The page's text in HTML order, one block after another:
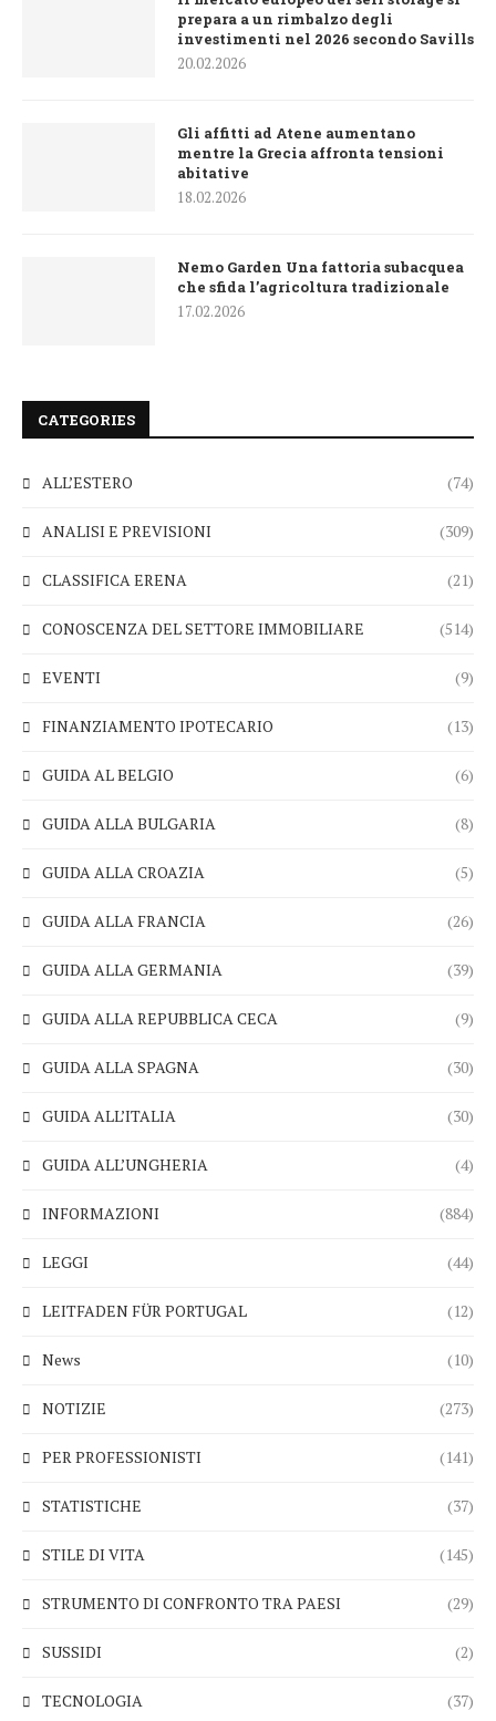
prepara a un rimbalzo degli
investimenti nel 2026 secondo Savills
20.02.2026
Gli affitti ad Atene aumentano
mentre la Grecia affronta tensioni
abitative
18.02.2026
Nemo Garden Una fattoria subacquea
che sfida l’agricoltura tradizionale
17.02.2026
CATEGORIES
ALL’ESTERO (74)
ANALISI E PREVISIONI (309)
CLASSIFICA ERENA (21)
CONOSCENZA DEL SETTORE IMMOBILIARE (514)
EVENTI (9)
FINANZIAMENTO IPOTECARIO (13)
GUIDA AL BELGIO (6)
GUIDA ALLA BULGARIA (8)
GUIDA ALLA CROAZIA (5)
GUIDA ALLA FRANCIA (26)
GUIDA ALLA GERMANIA (39)
GUIDA ALLA REPUBBLICA CECA (9)
GUIDA ALLA SPAGNA (30)
GUIDA ALL’ITALIA (30)
GUIDA ALL’UNGHERIA (4)
INFORMAZIONI (884)
LEGGI (44)
LEITFADEN FÜR PORTUGAL (12)
News (10)
NOTIZIE (273)
PER PROFESSIONISTI (141)
STATISTICHE (37)
STILE DI VITA (145)
STRUMENTO DI CONFRONTO TRA PAESI (29)
SUSSIDI (2)
TECNOLOGIA (37)